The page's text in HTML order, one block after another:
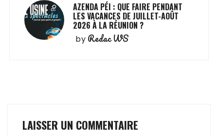
AZENDA PÉI : QUE FAIRE PENDANT
LES VACANCES DE JUILLET-AOÛT
2026 À LA RÉUNION ?
by Redac WS
LAISSER UN COMMENTAIRE